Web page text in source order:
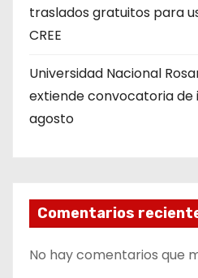
traslados gratuitos para
CREE
Universidad Nacional
extiende convocatoria de
agosto
Comentarios
No hay comentarios que